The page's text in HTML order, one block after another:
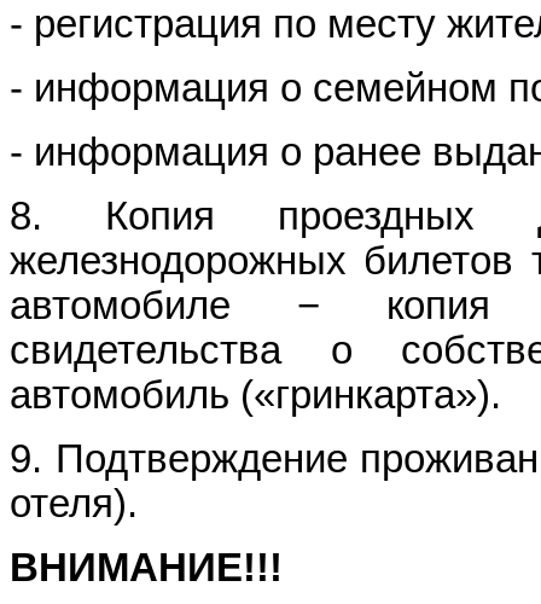
- регистрация по месту
- информация о семейном
- информация о ранее
8. Копия проездных
железнодорожных билетов
автомобиле − копия
свидетельства о
автомобиль («гринкарта»).
9. Подтверждение
отеля).
ВНИМАНИЕ!!!